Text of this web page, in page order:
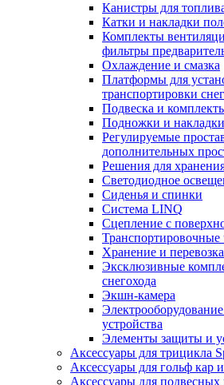
Канистры для
Катки и накладки
Комплекты
фильтры
Охлаждение и смазка
Платформы для
транспортировки
Подвеска и
Подножки и
Регулируемые
дополнительных
Решения для
Светодиодное
Сиденья и спинки
Система LINQ
Сцепление с
Транспортировочные
Хранение и
Эксклюзивные
снегохода
Экшн-камера
устройства
Элементы защиты и
Аксессуары для трицикла
Аксессуары для гольф кар
Аксессуары для